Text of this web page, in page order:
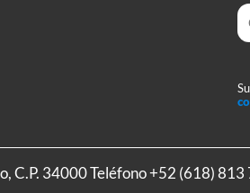
C.P. 34000 Teléfono+52 (618) 813